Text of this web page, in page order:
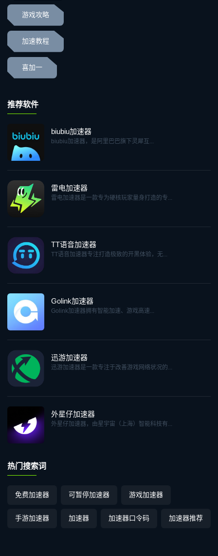
游戏攻略
加速教程
喜加一
推荐软件
biubiu加速器
biubiu加速器，是阿里巴巴旗下灵犀互...
雷电加速器
雷电加速器是一款专为硬核玩家量身打造的专...
TT语音加速器
TT语音加速器专注打造极致的开黑体验，无...
Golink加速器
Golink加速器拥有智能加速、游戏高速...
迅游加速器
迅游加速器是一款专注于改善游戏网络状况的...
外星仔加速器
外星仔加速器，由星宇宙（上海）智能科技有...
热门搜索词
免费加速器 可暂停加速器 游戏加速器
手游加速器 加速器 加速器口令码 加速器推荐